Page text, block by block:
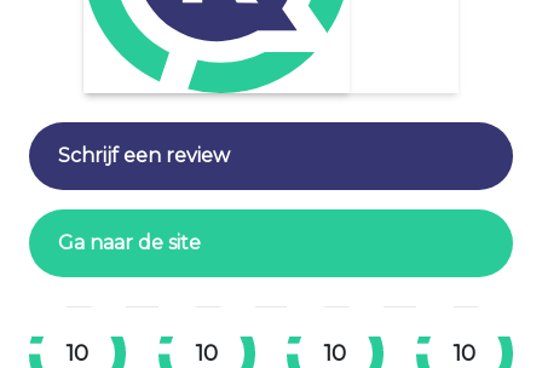
Schrijf een review
Ga naar de site
10 10 10 10